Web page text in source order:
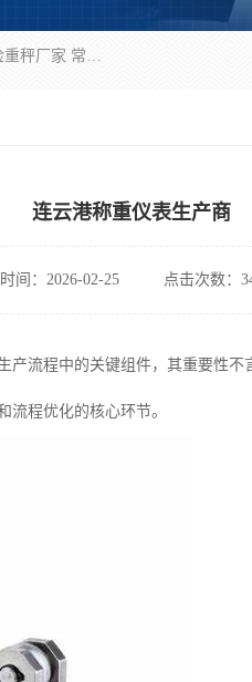
企业环保门禁电子台账系统，称重模块，配料称重系统,称重模块厂家,地磅称重系统,检重秤厂家 常州华青自动化主营：称重模块、无人值守称重系统、配料称重系统、地磅称重系统、检重秤、托利多称重模块等产品。各种称重软件，移动源环保门禁电子台账系统软件。 常州华青自动化系统有限公司7*24的电话支持服务、项目现场开发服务、新功能定制研发服务，产品培训、远程维护，现场安装调试工程等。
连云港称重仪表生产商
时间：2026-02-25 点击次数：
流程中的关键组件，其重要性不
流程优化的核心环节。